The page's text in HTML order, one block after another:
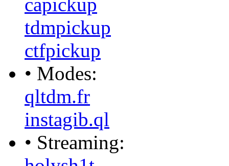
capickup
tdmpickup
ctfpickup
• Modes:
qltdm.fr
instagib.ql
• Streaming: